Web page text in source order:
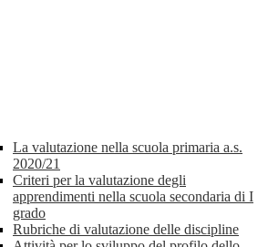
La valutazione nella scuola primaria a.s.
2020/21
Criteri per la valutazione degli
apprendimenti nella scuola secondaria di I
grado
Rubriche di valutazione delle discipline